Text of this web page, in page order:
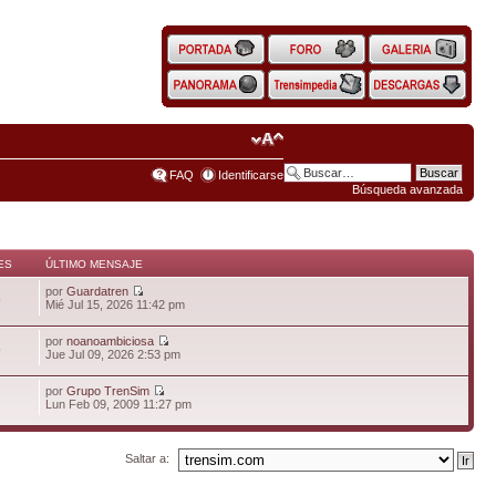
Búsqueda avanzada
FAQ Identificarse
ÚLTIMO MENSAJE
porGuardatren
Mié Jul 15, 2026 11:42 pm
pornoanoambiciosa
Jue Jul 09, 2026 2:53 pm
porGrupo TrenSim
Lun Feb 09, 2009 11:27 pm
Saltar a: